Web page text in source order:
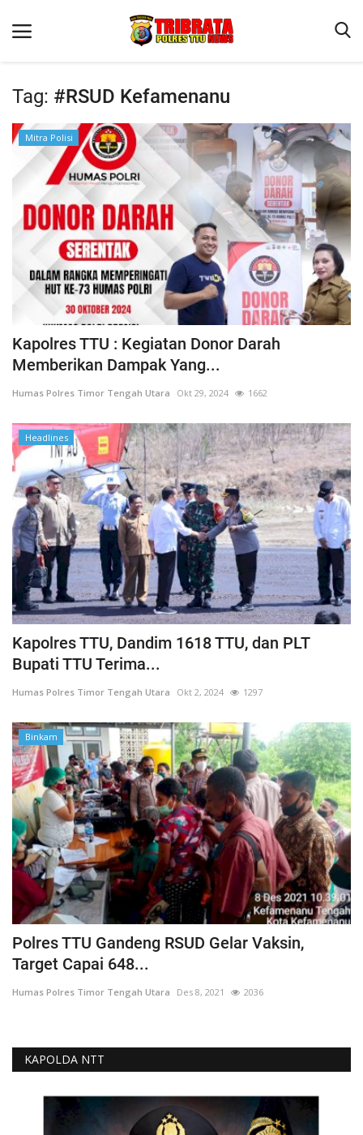
Beranda
Terms & Conditions
Reskrim
Binkam
OPINI
Tag: #RSUD Kefamenanu
Mitra Polisi
Kapolres TTU : Kegiatan Donor Darah
Memberikan Dampak Yang...
Humas Polres Timor Tengah Utara Okt 29, 2024 1662
Headlines
Kapolres TTU, Dandim 1618 TTU, dan PLT
Bupati TTU Terima...
Humas Polres Timor Tengah Utara Okt 2, 2024 1297
Binkam
Polres TTU Gandeng RSUD Gelar Vaksin,
Target Capai 648...
Humas Polres Timor Tengah Utara Des 8, 2021 2036
KAPOLDA NTT